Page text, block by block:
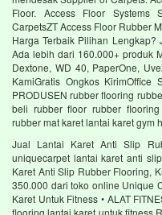
Floor. Access Floor Systems
CarpetsZT Access Floor Rubber
Harga Terbaik Pilihan Lengkap?
Ada lebih dari 160.000+ produk
Dextone, WD 40, PaperOne,
KamiGratis Ongkos
PRODUSEN rubber flooring
beli rubber floor rubber
rubber mat karet lantai karet gym
Jual Lantai Karet Anti Slip
uniquecarpet lantai karet anti
Karet Anti Slip Rubber Flooring,
350.000 dari toko online Unique
Karet Untuk Fitness • ALAT
flooring lantai karet untuk fitness